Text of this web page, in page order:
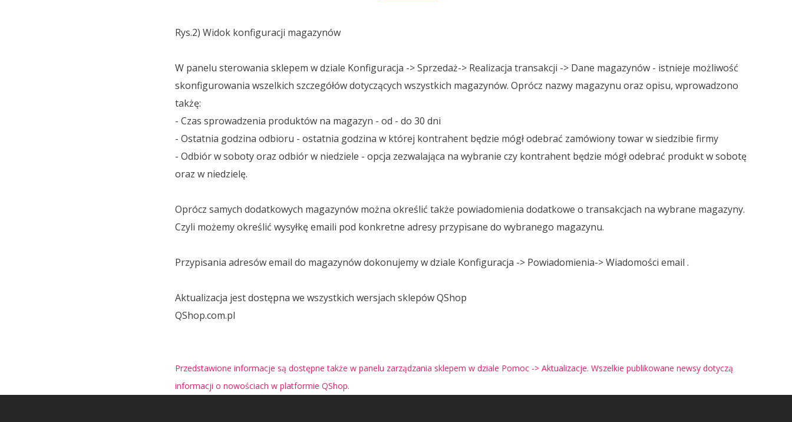
Rys.2) Widok konfiguracji magazynów
W panelu sterowania sklepem w dziale Konfiguracja -> Sprzedaż-> Realizacja transakcji -> Dane magazynów - istnieje możliwość
skonfigurowania wszelkich szczegółów dotyczących wszystkich magazynów. Oprócz nazwy magazynu oraz opisu, wprowadzono
takżę:
- Czas sprowadzenia produktów na magazyn - od - do 30 dni
- Ostatnia godzina odbioru - ostatnia godzina w której kontrahent będzie mógł odebrać zamówiony towar w siedzibie firmy
- Odbiór w soboty oraz odbiór w niedziele - opcja zezwalająca na wybranie czy kontrahent będzie mógł odebrać produkt w sobotę
oraz w niedzielę.
Oprócz samych dodatkowych magazynów można określić także powiadomienia dodatkowe o transakcjach na wybrane magazyny.
Czyli możemy określić wysyłkę emaili pod konkretne adresy przypisane do wybranego magazynu.
Przypisania adresów email do magazynów dokonujemy w dziale Konfiguracja -> Powiadomienia-> Wiadomości email .
Aktualizacja jest dostępna we wszystkich wersjach sklepów QShop
QShop.com.pl
Przedstawione informacje są dostępne także w panelu zarządzania sklepem w dziale Pomoc -> Aktualizacje. Wszelkie publikowane newsy dotyczą
informacji o nowościach w platformie QShop.